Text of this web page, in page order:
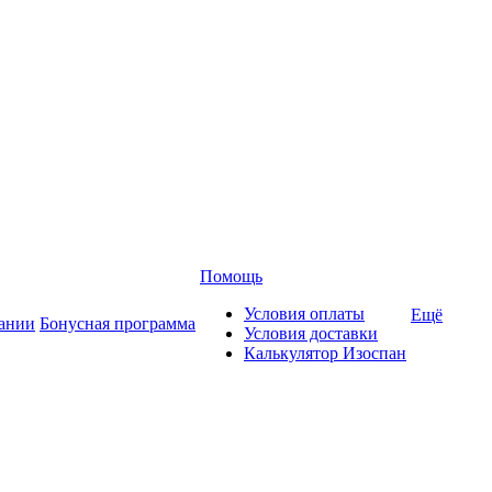
Бонусная программа
Помощь
Условия оплаты
Условия доставки
Калькулятор Изоспан
Ещё